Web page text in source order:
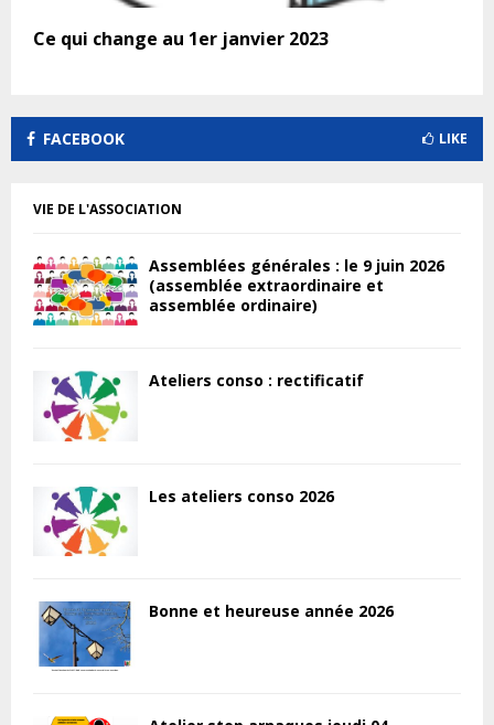
Ce qui change au 1er janvier 2023
FACEBOOK LIKE
VIE DE L'ASSOCIATION
Assemblées générales : le 9 juin 2026
(assemblée extraordinaire et
assemblée ordinaire)
Ateliers conso : rectificatif
Les ateliers conso 2026
Bonne et heureuse année 2026